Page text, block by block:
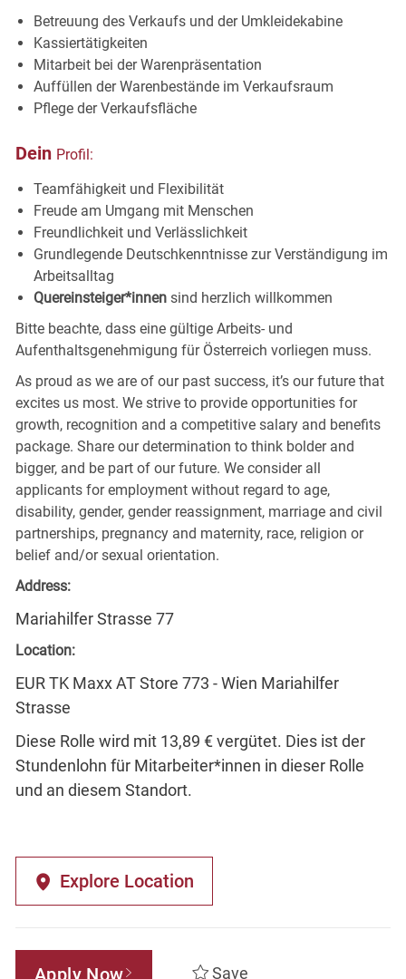
Betreuung des Verkaufs und der Umkleidekabine
Kassiertätigkeiten
Mitarbeit bei derWarenpräsentation
Auffüllen der Warenbestände im Verkaufsraum
Pflege derVerkaufsfläche
Dein Profil:
Teamfähigkeit und Flexibilität
Freude am Umgang mit Menschen
Freundlichkeit und Verlässlichkeit
Grundlegende Deutschkenntnisse zur Verständigung im
Arbeitsalltag
Quereinsteiger*innensind herzlich willkommen
Bitte beachte, dass eine gültige Arbeits- und
Aufenthaltsgenehmigung für Österreich vorliegen muss.
As proud as we are of our past success, it’s our future that
excites us most. We strive to provide opportunities for
growth, recognition and a competitive salary and benefits
package. Share our determination to think bolder and
bigger, and be part of our future. We consider all
applicants for employment without regard to age,
disability, gender, gender reassignment, marriage and civil
partnerships, pregnancy and maternity, race, religion or
belief and/or sexual orientation.
Address:
Mariahilfer Strasse 77
Location:
EUR TK Maxx AT Store 773 - Wien Mariahilfer
Strasse
Diese Rolle wird mit 13,89 € vergütet. Dies ist der
Stundenlohn für Mitarbeiter*innen in dieser Rolle
und an diesem Standort.
Explore Location
Apply Now Save